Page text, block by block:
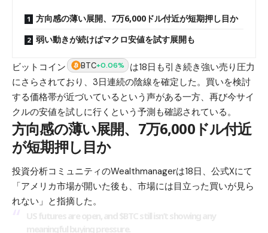
方向感の薄い展開、7万6,000ドル付近が短期押し目か
弱い動きが続けばマクロ安値を試す展開も
ビットコイン BTC+0.06%
は18日も引き続き強い売り圧力
にさらされており、3日連続の陰線を確定した。買いを検討
する価格帯が近づいているという声がある一方、再び今サイ
クルの安値を試しに行くという予測も確認されている。
方向感の薄い展開、7万6,000ドル付近
が短期押し目か
投資分析コミュニティのWealthmanagerは18日、公式Xにて
「アメリカ市場が開いた後も、市場には目立った買いが見ら
れない」と指摘した。